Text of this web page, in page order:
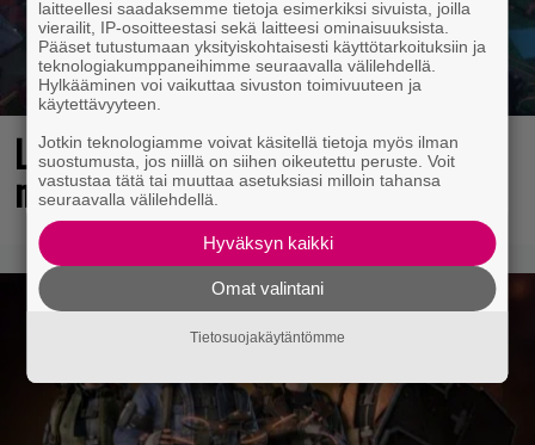
Loistopeli Steamistä maksutta –
mutta pidä kiirettä lataamisen kanssa
laitteellesi saadaksemme tietoja esimerkiksi sivuista, joilla
vierailit, IP-osoitteestasi sekä laitteesi ominaisuuksista.
Pääset tutustumaan yksityiskohtaisesti käyttötarkoituksiin ja
teknologiakumppaneihimme seuraavalla välilehdellä.
Hylkääminen voi vaikuttaa sivuston toimivuuteen ja
käytettävyyteen.
Jotkin teknologiamme voivat käsitellä tietoja myös ilman
suostumusta, jos niillä on siihen oikeutettu peruste. Voit
vastustaa tätä tai muuttaa asetuksiasi milloin tahansa
seuraavalla välilehdellä.
Hyväksyn kaikki
Omat valintani
Tietosuojakäytäntömme